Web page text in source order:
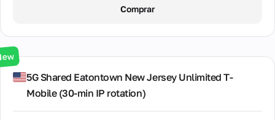
30 Days / ∞ GB / $50.00
Comprar
5G Shared Eatontown New Jersey Unlimited T-
Mobile (30‑min IP rotation)